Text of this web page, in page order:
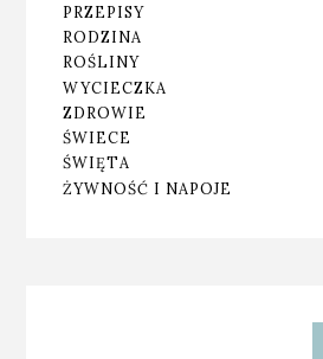
PRZEPISY
RODZINA
ROŚLINY
WYCIECZKA
ZDROWIE
ŚWIECE
ŚWIĘTA
ŻYWNOŚĆ I NAPOJE